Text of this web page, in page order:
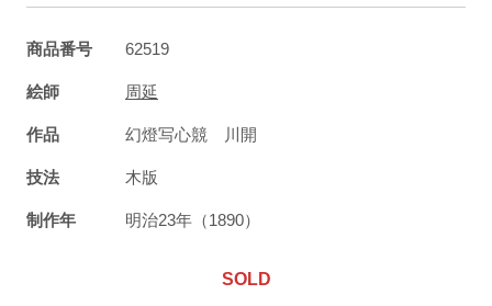
商品番号 62519
絵師 周延
作品 幻燈写心競 川開
技法 木版
制作年 明治23年（1890）
SOLD